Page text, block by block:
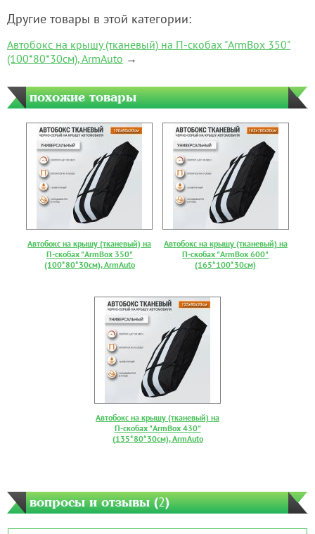
Другие товары в этой категории:
Автобокс на крышу (тканевый) на П-скобах "ArmBox 350"
(100*80*30см), ArmAuto →
похожие товары
Автобокс на крышу (тканевый) на
П-скобах "ArmBox 350"
(100*80*30см), ArmAuto
Автобокс на крышу (тканевый) на
П-скобах "ArmBox 600"
(165*100*30см)
Автобокс на крышу (тканевый) на
П-скобах "ArmBox 430"
(135*80*30см), ArmAuto
вопросы и отзывы (2)